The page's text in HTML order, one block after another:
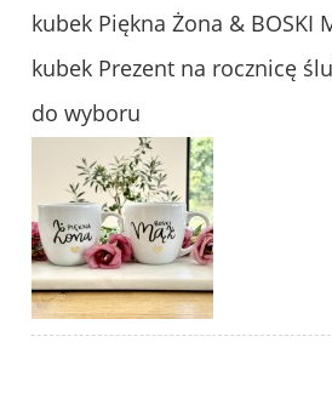
kubek Piękna Żona & BOSKI
kubek Prezent na rocznicę
do wyboru